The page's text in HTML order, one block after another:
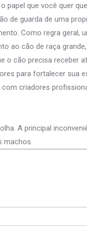
que você quer
de guarda de uma
Como regra geral,
ao cão de raça
o cão precisa receber
para fortalecer sua
criadores
A principal
machos.